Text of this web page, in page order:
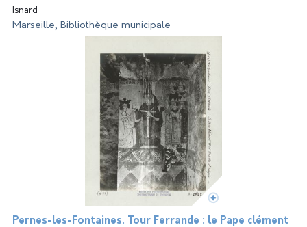
Isnard
Marseille, Bibliothèque municipale
Pernes-les-Fontaines. Tour Ferrande : le Pape clément